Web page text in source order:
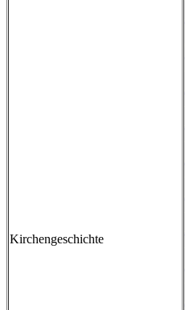
Kirchengeschichte